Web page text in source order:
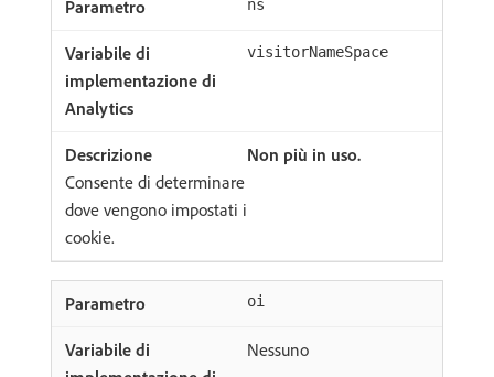
ns
visitorNameSpace
Non più in uso.
Consente di determinare
dove vengono impostati i
cookie.
oi
Nessuno